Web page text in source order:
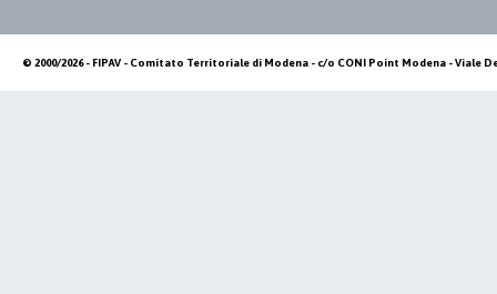
© 2000/2026 - FIPAV - Comitato Territoriale di Modena - c/o CONI Point Modena - Viale